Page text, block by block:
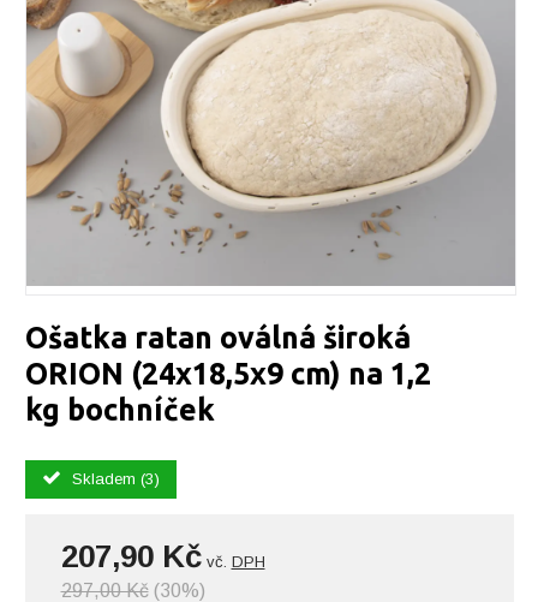
Ošatka ratan oválná široká
ORION (24x18,5x9 cm) na 1,2
kg bochníček
Skladem (3)
207,90 Kčvč. DPH
297,00 Kč(30%)